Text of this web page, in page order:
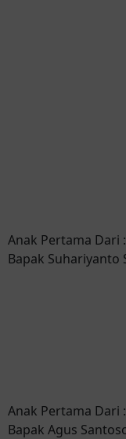
Anak Pertama Dari :
Bapak Suhariyanto
Anak Pertama Dari :
Bapak Agus